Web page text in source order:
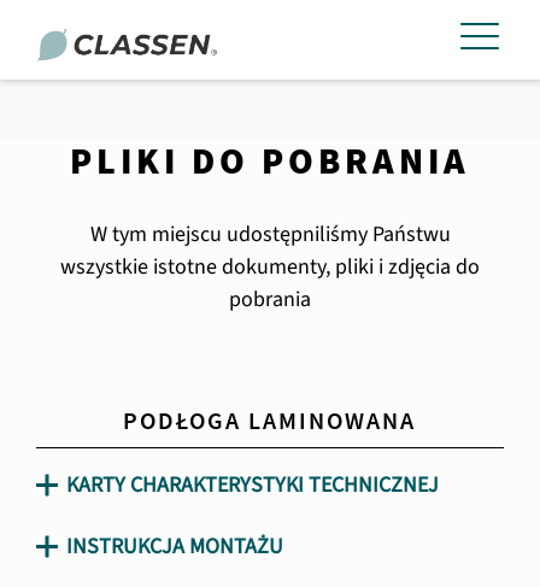
PLIKI DO POBRANIA
W tym miejscu udostępniliśmy Państwu
wszystkie istotne dokumenty, pliki i zdjęcia do
pobrania
PODŁOGA LAMINOWANA
KARTY CHARAKTERYSTYKI TECHNICZNEJ
INSTRUKCJA MONTAŻU